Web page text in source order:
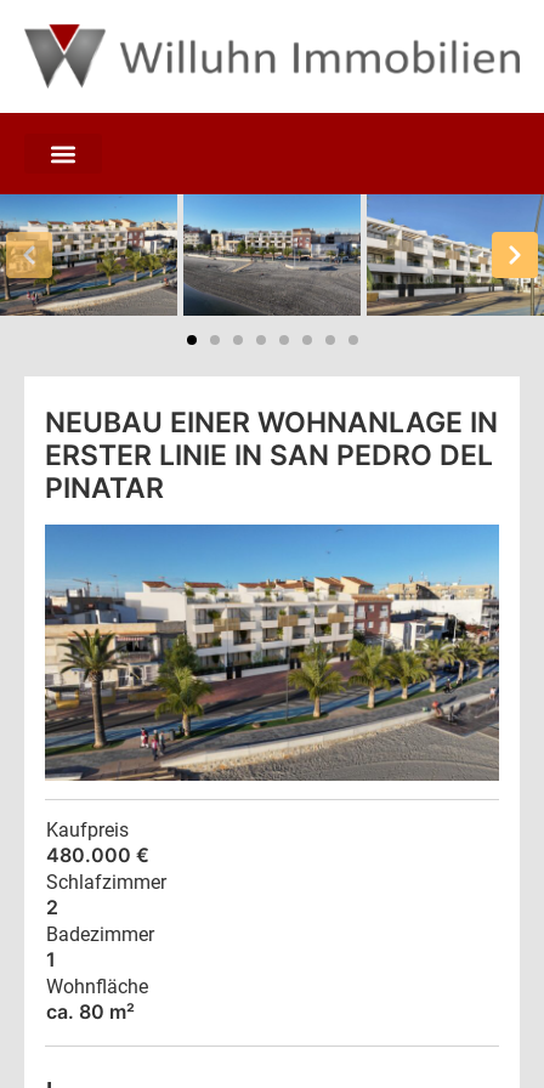
NEUBAU EINER WOHNANLAGE IN
ERSTER LINIE IN SAN PEDRO DEL
PINATAR
Kaufpreis
480.000 €
Schlafzimmer
2
Badezimmer
1
Wohnfläche
ca. 80 m²